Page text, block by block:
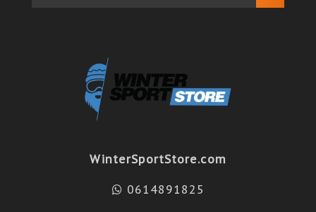
WinterSportStore.com
0614891825